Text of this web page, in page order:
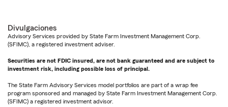
Divulgaciones
Advisory Services provided by State Farm Investment Management Corp.
(SFIMC), a registered investment adviser.
Securities are not FDIC insured, are not bank guaranteed and are subject to
investment risk, including possible loss of principal.
The State Farm Advisory Services model portfolios are part of a wrap fee
program sponsored and managed by State Farm Investment Management Corp.
(SFIMC) a registered investment advisor.